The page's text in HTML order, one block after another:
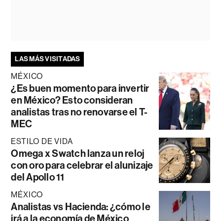
LAS MÁS VISITADAS
MÉXICO
¿Es buen momento para invertir
en México? Esto consideran
analistas tras no renovarse el T-
MEC
ESTILO DE VIDA
Omega x Swatch lanza un reloj
con oro para celebrar el alunizaje
del Apollo 11
MÉXICO
Analistas vs Hacienda: ¿cómo le
irá a la economía de México